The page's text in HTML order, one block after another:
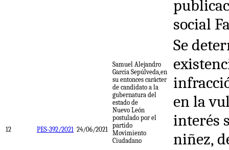
social
12 PES-392/2021 24/06/2021
Samuel Alejandro
García Sepúlveda,en
su entonces carácter
de candidato a la
gubernatura del
estado de
Nuevo León
postulado por el
partido
Movimiento
Ciudadano
Se
en la
interés
niñez,